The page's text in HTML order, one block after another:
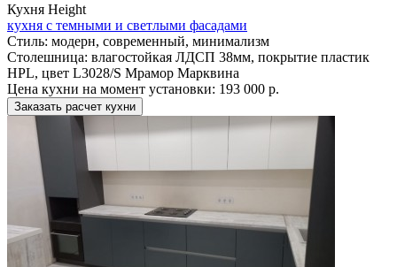
Кухня Height
кухня с темными и светлыми фасадами
Стиль: модерн, современный, минимализм
Столешница: влагостойкая ЛДСП 38мм, покрытие пластик
HPL, цвет L3028/S Мрамор Марквина
Цена кухни на момент установки: 193 000 р.
Заказать расчет кухни